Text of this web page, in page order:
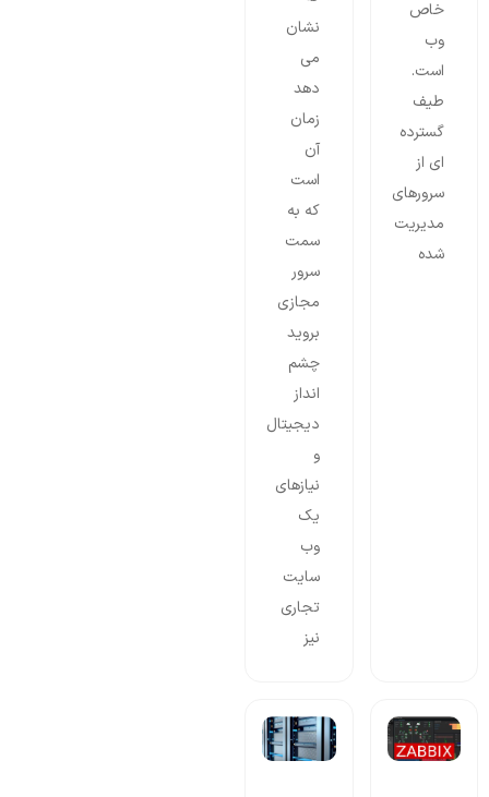
خاص
وب
است.
طیف
گسترده
ای از
سرورهای
مدیریت
شده
نشان
می
دهد
زمان
آن
است
که به
سمت
سرور
مجازی
بروید
چشم
انداز
دیجیتال
نیازهای
یک
وب
سایت
تجاری
نیز